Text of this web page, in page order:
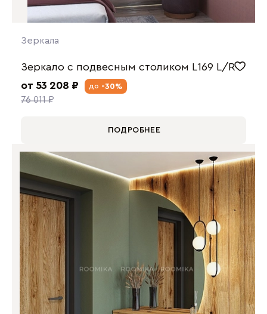
Зеркала
Зеркало с подвесным столиком L169 L/R
от 53 208 ₽
76 011 ₽
до -30%
ПОДРОБНЕЕ